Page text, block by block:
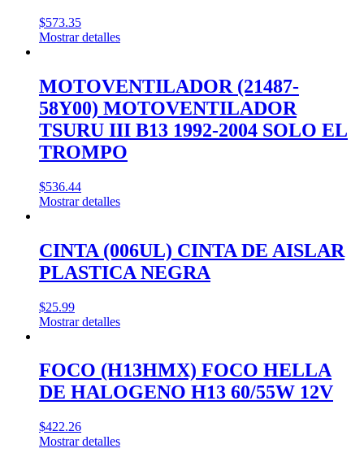
$573.35
Mostrar detalles
MOTOVENTILADOR (21487-
58Y00) MOTOVENTILADOR
TSURU III B13 1992-2004 SOLO EL
TROMPO
$536.44
Mostrar detalles
CINTA (006UL) CINTA DE AISLAR
PLASTICA NEGRA
$25.99
Mostrar detalles
FOCO (H13HMX) FOCO HELLA
DE HALOGENO H13 60/55W 12V
$422.26
Mostrar detalles